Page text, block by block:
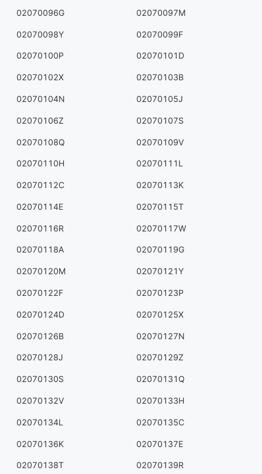
02070096G 02070097M
02070098Y 02070099F
02070100P 02070101D
02070102X 02070103B
02070104N 02070105J
02070106Z 02070107S
02070108Q 02070109V
02070110H 02070111L
02070112C 02070113K
02070114E 02070115T
02070116R 02070117W
02070118A 02070119G
02070120M 02070121Y
02070122F 02070123P
02070124D 02070125X
02070126B 02070127N
02070128J 02070129Z
02070130S 02070131Q
02070132V 02070133H
02070134L 02070135C
02070136K 02070137E
02070138T 02070139R